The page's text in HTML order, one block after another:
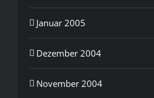
Januar 2005
Dezember 2004
November 2004